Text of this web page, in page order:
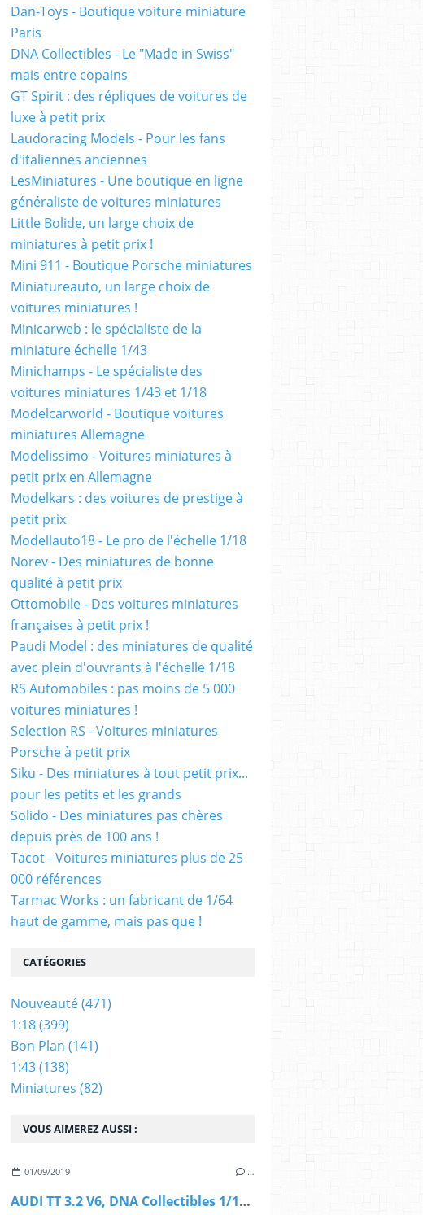
VOUS AIMEREZ AUSSI :
01/09/2019 …
AUDI TT 3.2 V6, DNA Collectibles 1/18 (DNA000040)
Dan-Toys - Boutique voiture miniature
Paris
DNA Collectibles - Le "Made in Swiss"
mais entre copains
GT Spirit : des répliques de voitures de
luxe à petit prix
Laudoracing Models - Pour les fans
d'italiennes anciennes
LesMiniatures - Une boutique en ligne
généraliste de voitures miniatures
Little Bolide, un large choix de
miniatures à petit prix !
Mini 911 - Boutique Porsche miniatures
Miniatureauto, un large choix de
voitures miniatures !
Minicarweb : le spécialiste de la
miniature échelle 1/43
Minichamps - Le spécialiste des
voitures miniatures 1/43 et 1/18
Modelcarworld - Boutique voitures
miniatures Allemagne
Modelissimo - Voitures miniatures à
petit prix en Allemagne
Modelkars : des voitures de prestige à
petit prix
Modellauto18 - Le pro de l'échelle 1/18
Norev - Des miniatures de bonne
qualité à petit prix
Ottomobile - Des voitures miniatures
françaises à petit prix !
Paudi Model : des miniatures de qualité
avec plein d'ouvrants à l'échelle 1/18
RS Automobiles : pas moins de 5 000
voitures miniatures !
Selection RS - Voitures miniatures
Porsche à petit prix
Siku - Des miniatures à tout petit prix...
pour les petits et les grands
Solido - Des miniatures pas chères
depuis près de 100 ans !
Tacot - Voitures miniatures plus de 25
000 références
Tarmac Works : un fabricant de 1/64
haut de gamme, mais pas que !
CATÉGORIES
Nouveauté(471)
1:18(399)
Bon Plan (141)
1:43(138)
Miniatures (82)